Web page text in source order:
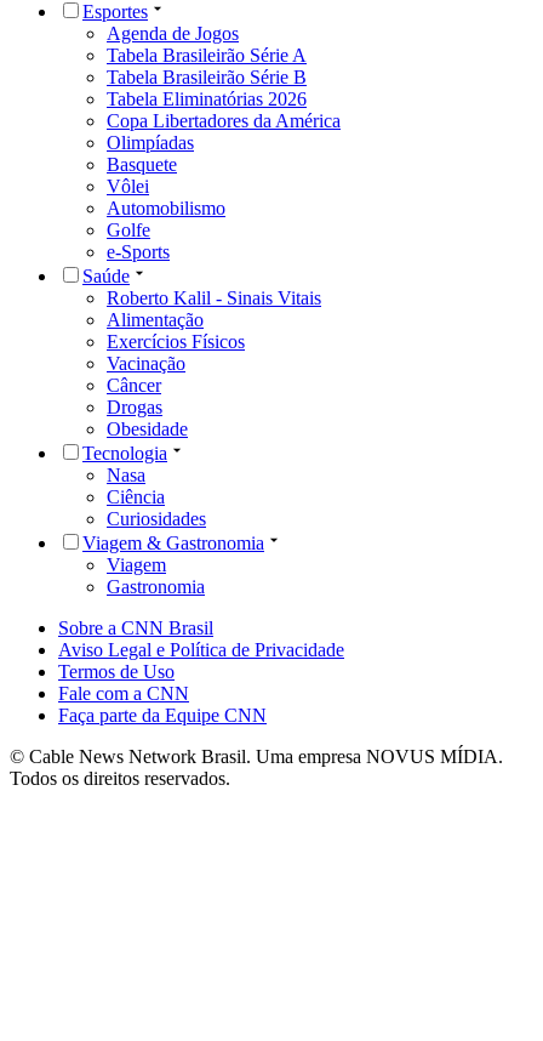
Esportes
Agenda de Jogos
Tabela Brasileirão Série A
Tabela Brasileirão Série B
Tabela Eliminatórias 2026
Copa Libertadores da América
Olimpíadas
Basquete
Vôlei
Automobilismo
Golfe
e-Sports
Saúde
Roberto Kalil - Sinais Vitais
Alimentação
Exercícios Físicos
Vacinação
Câncer
Drogas
Obesidade
Tecnologia
Nasa
Ciência
Curiosidades
Viagem & Gastronomia
Viagem
Gastronomia
Sobre a CNN Brasil
Aviso Legal e Política de Privacidade
Termos de Uso
Fale com a CNN
Faça parte da Equipe CNN
© Cable News Network Brasil. Uma empresa NOVUS MÍDIA.
Todos os direitos reservados.